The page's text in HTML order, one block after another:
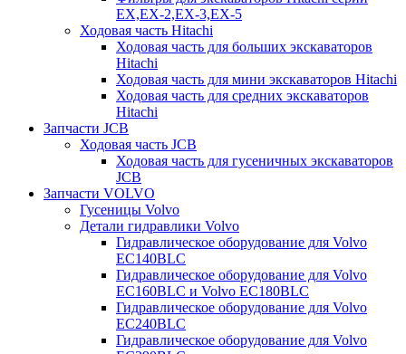
EX,EX-2,EX-3,EX-5
Ходовая часть Hitachi
Ходовая часть для больших экскаваторов
Hitachi
Ходовая часть для мини экскаваторов Hitachi
Ходовая часть для средних экскаваторов
Hitachi
Запчасти JCB
Ходовая часть JCB
Ходовая часть для гусеничных экскаваторов
JCB
Запчасти VOLVO
Гусеницы Volvo
Детали гидравлики Volvo
Гидравлическое оборудование для Volvo
EC140BLC
Гидравлическое оборудование для Volvo
EC160BLC и Volvo EC180BLC
Гидравлическое оборудование для Volvo
EC240BLC
Гидравлическое оборудование для Volvo